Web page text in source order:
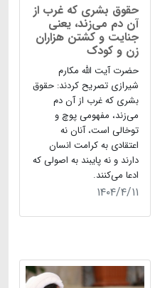
حقوق بشری که غرب از
آن دم می‌زند، یعنی
جنایت و کشتن هزاران
زن و کودک
حضرت آیت الله مکارم
شیرازی تصریح کردند: حقوق
بشری که غرب از آن دم
می‌زند، مفهومی پوچ و
توخالی است، آنان نه
اعتقادی به کرامت انسان
دارند و نه پایبند به اصولی که
ادعا می‌کنند.
۱۴۰۴/۴/۱۱